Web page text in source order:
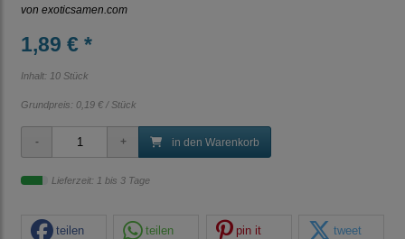
von exoticsamen.com
1,89 € *
Inhalt: 10 Stück
Grundpreis: 0,19 € / Stück
in den Warenkorb
Lieferzeit: 1 bis 3 Tage
teilen teilen pin it tweet